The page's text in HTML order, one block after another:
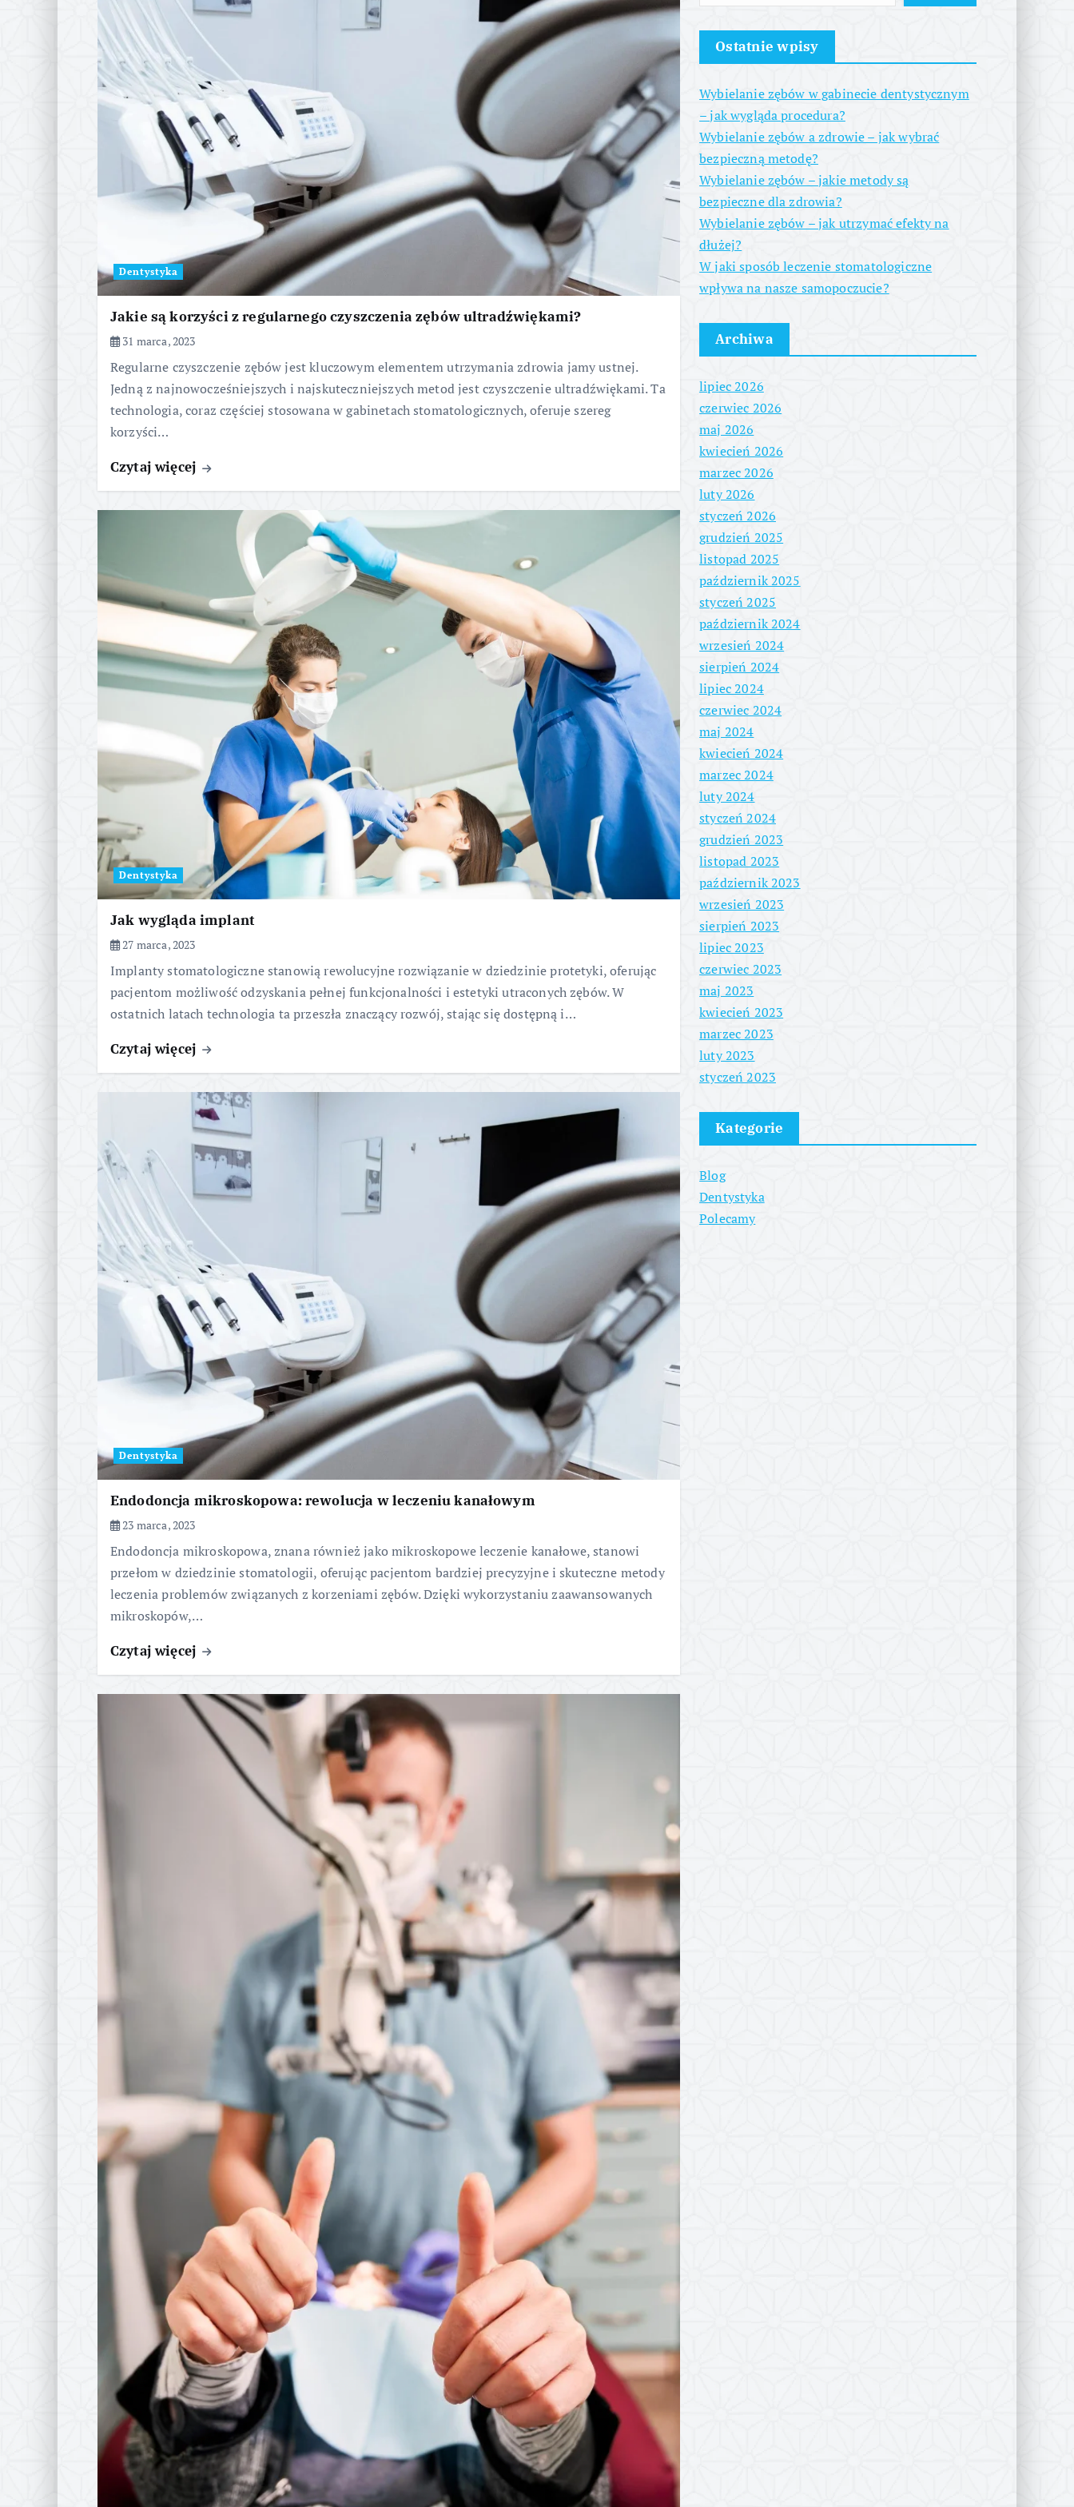
Dentystyka
Jakie są korzyści z regularnego czyszczenia zębów ultradźwiękami?
31 marca, 2023
Regularne czyszczenie zębów jest kluczowym elementem utrzymania zdrowia jamy ustnej.
Jedną z najnowocześniejszych i najskuteczniejszych metod jest czyszczenie ultradźwiękami. Ta
technologia, coraz częściej stosowana w gabinetach stomatologicznych, oferuje szereg
korzyści…
Czytaj więcej
Dentystyka
Jak wygląda implant
27 marca, 2023
Implanty stomatologiczne stanowią rewolucyjne rozwiązanie w dziedzinie protetyki, oferując
pacjentom możliwość odzyskania pełnej funkcjonalności i estetyki utraconych zębów. W
ostatnich latach technologia ta przeszła znaczący rozwój, stając się dostępną i…
Czytaj więcej
Dentystyka
Endodoncja mikroskopowa: rewolucja w leczeniu kanałowym
23 marca, 2023
Endodoncja mikroskopowa, znana również jako mikroskopowe leczenie kanałowe, stanowi
przełom w dziedzinie stomatologii, oferując pacjentom bardziej precyzyjne i skuteczne metody
leczenia problemów związanych z korzeniami zębów. Dzięki wykorzystaniu zaawansowanych
mikroskopów,…
Czytaj więcej
Ostatnie wpisy
Wybielanie zębów w gabinecie dentystycznym
– jak wygląda procedura?
Wybielanie zębów a zdrowie – jak wybrać
bezpieczną metodę?
Wybielanie zębów – jakie metody są
bezpieczne dla zdrowia?
Wybielanie zębów – jak utrzymać efekty na
dłużej?
W jaki sposób leczenie stomatologiczne
wpływa na nasze samopoczucie?
Archiwa
lipiec 2026
czerwiec 2026
maj 2026
kwiecień 2026
marzec 2026
luty 2026
styczeń 2026
grudzień 2025
listopad 2025
październik 2025
styczeń 2025
październik 2024
wrzesień 2024
sierpień 2024
lipiec 2024
czerwiec 2024
maj 2024
kwiecień 2024
marzec 2024
luty 2024
styczeń 2024
grudzień 2023
listopad 2023
październik 2023
wrzesień 2023
sierpień 2023
lipiec 2023
czerwiec 2023
maj 2023
kwiecień 2023
marzec 2023
luty 2023
styczeń 2023
Kategorie
Blog
Dentystyka
Polecamy